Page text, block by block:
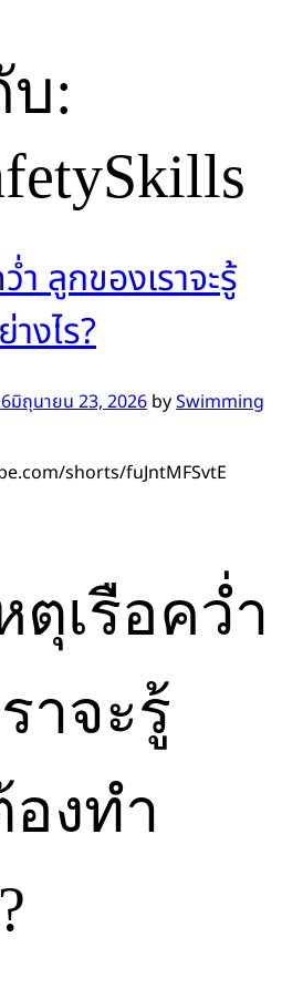
:
ำ ลูกของเราจะรู้
งไร?
มิถุนายน 23, 2026 bySwimming
shorts/fuJntMFSvtE
ตุเรือคว่ำ
าจะรู้
งทำ